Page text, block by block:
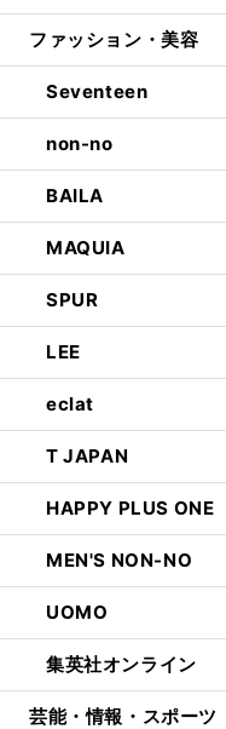
ファッション・美容
Seventeen
non-no
BAILA
MAQUIA
SPUR
LEE
eclat
T JAPAN
HAPPY PLUS ONE
MEN'S NON-NO
UOMO
集英社オンライン
芸能・情報・スポーツ